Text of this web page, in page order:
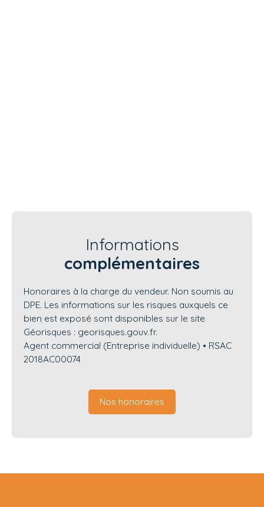
Informations
complémentaires
Honoraires à la charge du vendeur. Non soumis au
DPE. Les informations sur les risques auxquels ce
bien est exposé sont disponibles sur le site
Géorisques : georisques.gouv.fr.
Agent commercial (Entreprise individuelle) • RSAC
2018AC00074
Nos honoraires